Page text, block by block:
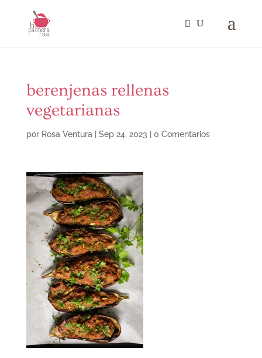
berenjenas rellenas
vegetarianas
por Rosa Ventura Sep 24, 2023 0 Comentarios